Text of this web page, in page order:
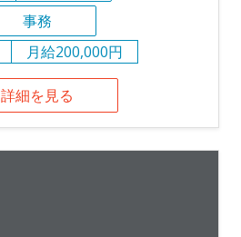
事務
月給200,000円
詳細を見る